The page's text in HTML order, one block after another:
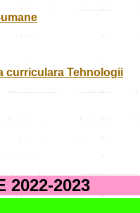
curriculara Tehnologii
2022-2023